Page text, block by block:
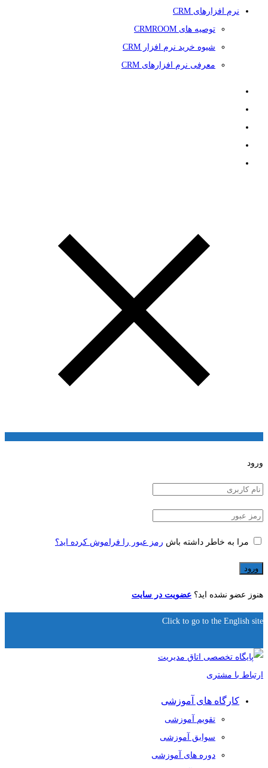
نرم افزارهای CRM
توصیه های CRMROOM
شیوه خرید نرم افزار CRM
معرفی نرم افزارهای CRM
ورود
مرا به خاطر داشته باش رمز عبور را فراموش کرده اید؟
هنوز عضو نشده اید؟ عضویت در سایت
Click to go to the English site
کارگاه های آموزشی
تقویم آموزشی
سوابق آموزشی
دوره های آموزشی